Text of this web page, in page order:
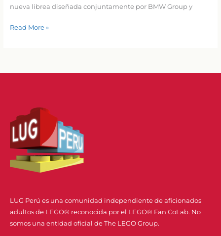
nueva librea diseñada conjuntamente por BMW Group y
LEGO
BMW
celebra
40
aniversario
Read More »
LUG Perú es una comunidad independiente de aficionados
adultos de LEGO® reconocida por el LEGO® Fan CoLab. No
somos una entidad oficial de The LEGO Group.